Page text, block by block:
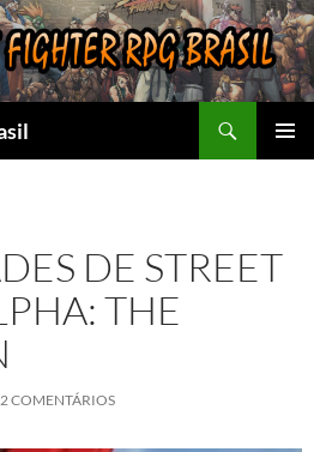
DE STREET
THE
2 COMENTÁRIOS